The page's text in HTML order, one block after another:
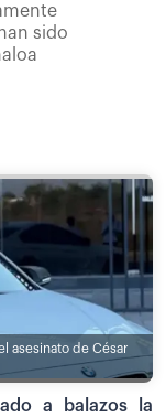
sido
asesinato de César
a balazos la